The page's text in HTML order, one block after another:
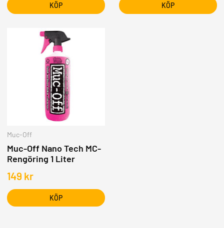
KÖP KÖP
Muc-Off
Muc-Off Nano Tech MC-
Rengöring 1 Liter
149 kr
KÖP